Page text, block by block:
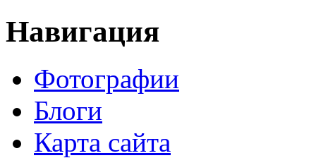
Навигация
Фотографии
Блоги
Карта сайта